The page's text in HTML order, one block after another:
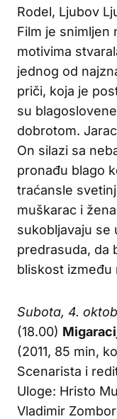
Rodel, Ljubov
Film je snimljen
motivima
jednog od
priči, koja je
su
dobrotom.
On silazi sa
pronađu blago
traćansle
muškarac i
sukobljavaju se
predrasuda, da
bliskost između
Subota, 4.
(18.00)
(2011, 85 min,
Scenarista i
Uloge: Hristo
Vladimir